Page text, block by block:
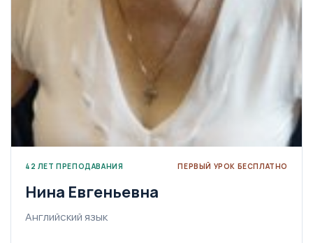
42 ЛЕТ ПРЕПОДАВАНИЯ ПЕРВЫЙ УРОК БЕСПЛАТНО
Нина Евгеньевна
Английский язык